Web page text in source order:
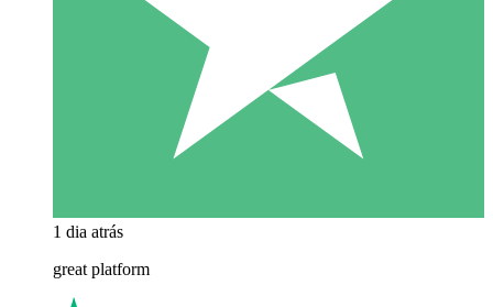
1 dia atrás
great platform